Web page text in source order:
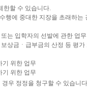
한할 수 있습니다.
행에 중대한 지장을 초래하는
는 입학자의 선발에 관한 업무
상금ㆍ급부금의 산정 등 평
기 위한 업무
기 위한 업무
우 정정을 청구할 수 있습니